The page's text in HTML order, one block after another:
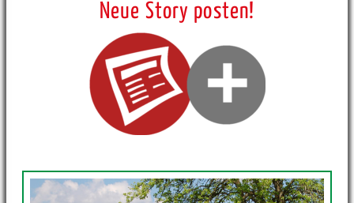
Neue Story posten!